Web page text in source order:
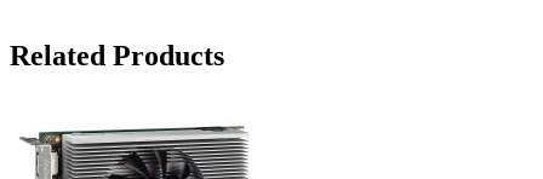
Related Products